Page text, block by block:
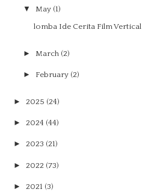
▼ May (1)
lomba Ide Cerita Film Vertical
► March (2)
► February (2)
►2025 (24)
►2024 (44)
►2023 (21)
►2022 (73)
►2021 (3)